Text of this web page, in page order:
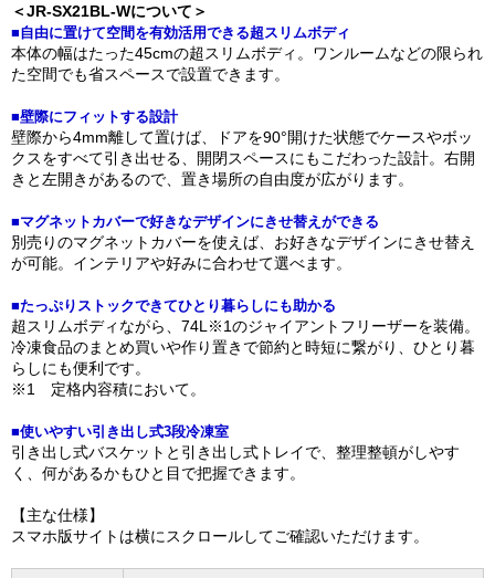
＜JR-SX21BL-Wについて＞
■自由に置けて空間を有効活用できる超スリムボディ
本体の幅はたった45cmの超スリムボディ。ワンルームなどの限られ
た空間でも省スペースで設置できます。
■壁際にフィットする設計
壁際から4mm離して置けば、ドアを90°開けた状態でケースやボッ
クスをすべて引き出せる、開閉スペースにもこだわった設計。右開
きと左開きがあるので、置き場所の自由度が広がります。
■マグネットカバーで好きなデザインにきせ替えができる
別売りのマグネットカバーを使えば、お好きなデザインにきせ替え
が可能。インテリアや好みに合わせて選べます。
■たっぷりストックできてひとり暮らしにも助かる
超スリムボディながら、74L※1のジャイアントフリーザーを装備。
冷凍食品のまとめ買いや作り置きで節約と時短に繋がり、ひとり暮
らしにも便利です。
※1 定格内容積において。
■使いやすい引き出し式3段冷凍室
引き出し式バスケットと引き出し式トレイで、整理整頓がしやす
く、何があるかもひと目で把握できます。
【主な仕様】
スマホ版サイトは横にスクロールしてご確認いただけます。